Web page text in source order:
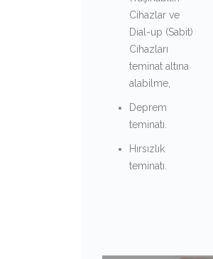
Cihazlar ve
Dial-up (Sabit)
Cihazları
teminat altına
alabilme,
Deprem
teminatı.
Hırsızlık
teminatı.